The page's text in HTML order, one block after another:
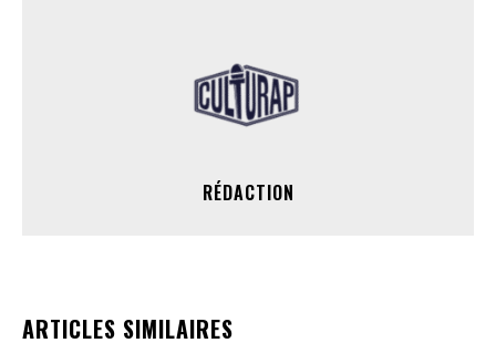
RÉDACTION
ARTICLES SIMILAIRES